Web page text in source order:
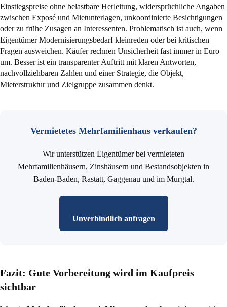
Einstiegspreise ohne belastbare Herleitung, widersprüchliche Angaben
zwischen Exposé und Mietunterlagen, unkoordinierte Besichtigungen
oder zu frühe Zusagen an Interessenten. Problematisch ist auch, wenn
Eigentümer Modernisierungsbedarf kleinreden oder bei kritischen
Fragen ausweichen. Käufer rechnen Unsicherheit fast immer in Euro
um. Besser ist ein transparenter Auftritt mit klaren Antworten,
nachvollziehbaren Zahlen und einer Strategie, die Objekt,
Mieterstruktur und Zielgruppe zusammen denkt.
Vermietetes Mehrfamilienhaus verkaufen?
Wir unterstützen Eigentümer bei vermieteten
Mehrfamilienhäusern, Zinshäusern und Bestandsobjekten in
Baden-Baden, Rastatt, Gaggenau und im Murgtal.
Unverbindlich anfragen
Fazit: Gute Vorbereitung wird im Kaufpreis
sichtbar